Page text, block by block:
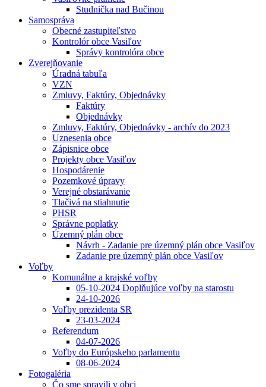
Studnička nad Bučinou
Samospráva
Obecné zastupiteľstvo
Kontrolór obce Vasiľov
Správy kontrolóra obce
Zverejňovanie
Úradná tabuľa
VZN
Zmluvy, Faktúry, Objednávky
Faktúry
Objednávky
Zmluvy, Faktúry, Objednávky - archív do 2023
Uznesenia obce
Zápisnice obce
Projekty obce Vasiľov
Hospodárenie
Pozemkové úpravy
Verejné obstarávanie
Tlačivá na stiahnutie
PHSR
Správne poplatky
Územný plán obce
Návrh - Zadanie pre územný plán obce Vasiľov
Zadanie pre územný plán obce Vasiľov
Voľby
Komunálne a krajské voľby
05-10-2024 Doplňujúce voľby na starostu
24-10-2026
Voľby prezidenta SR
23-03-2024
Referendum
04-07-2026
Voľby do Európskeho parlamentu
08-06-2024
Fotogaléria
Čo sme spravili v obci